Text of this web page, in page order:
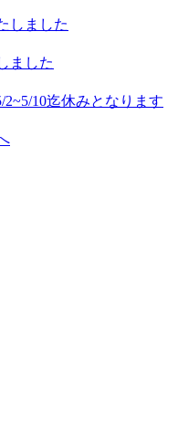
しました
ました
10迄休みとなります